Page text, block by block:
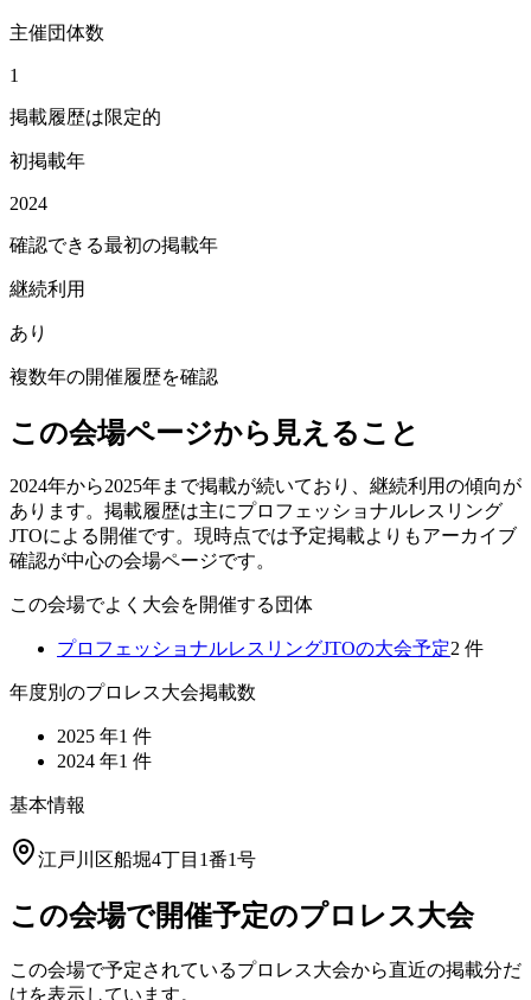
主催団体数
1
掲載履歴は限定的
初掲載年
2024
確認できる最初の掲載年
継続利用
あり
複数年の開催履歴を確認
この会場ページから見えること
2024年から2025年まで掲載が続いており、継続利用の傾向が
あります。掲載履歴は主にプロフェッショナルレスリング
JTOによる開催です。現時点では予定掲載よりもアーカイブ
確認が中心の会場ページです。
この会場でよく大会を開催する団体
プロフェッショナルレスリングJTOの大会予定2 件
年度別のプロレス大会掲載数
2025 年1 件
2024 年1 件
基本情報
江戸川区船堀4丁目1番1号
この会場で開催予定のプロレス大会
この会場で予定されているプロレス大会から直近の掲載分だ
けを表示しています。